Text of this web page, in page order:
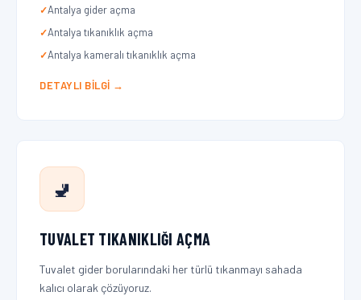
Antalya gider açma
Antalya tıkanıklık açma
Antalya kameralı tıkanıklık açma
DETAYLI BILGI →
🚽
TUVALET TIKANIKLIĞI AÇMA
Tuvalet gider borularındaki her türlü tıkanmayı sahada
kalıcı olarak çözüyoruz.